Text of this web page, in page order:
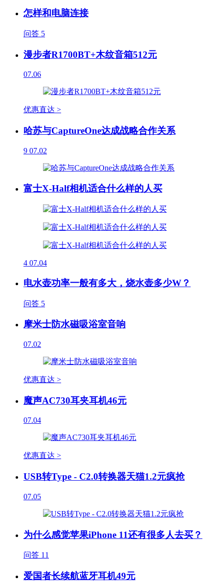
怎样和电脑连接
问答 5
漫步者R1700BT+木纹音箱512元
07.06
优惠直达 >
哈苏与CaptureOne达成战略合作关系
9 07.02
富士X-Half相机适合什么样的人买
4 07.04
电水壶功率一般有多大，烧水壶多少W？
问答 5
摩米士防水磁吸浴室音响
07.02
优惠直达 >
魔声AC730耳夹耳机46元
07.04
优惠直达 >
USB转Type - C2.0转换器天猫1.2元疯抢
07.05
为什么感觉苹果iPhone 11还有很多人去买？
问答 11
爱国者长续航蓝牙耳机49元